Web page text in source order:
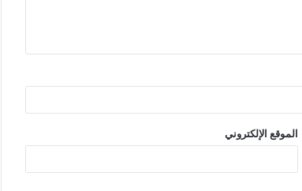
الموقع الإلكتروني